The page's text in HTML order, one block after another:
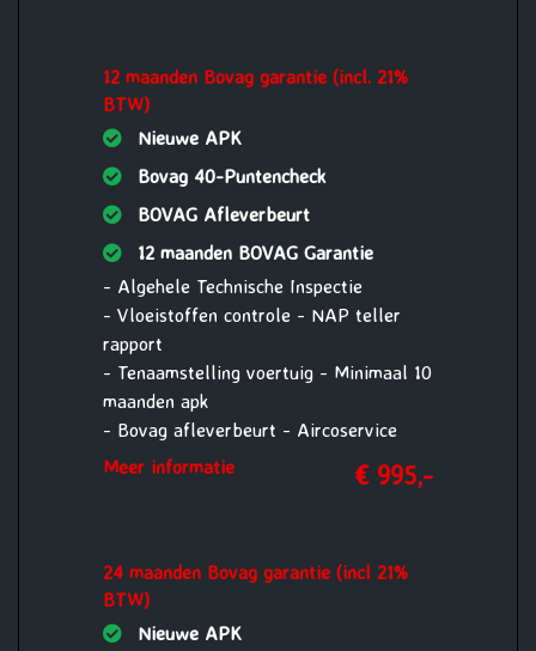
12 maanden Bovag garantie (incl. 21%
BTW)
Nieuwe APK
Bovag 40-Puntencheck
BOVAG Afleverbeurt
12 maanden BOVAG Garantie
- Algehele Technische Inspectie
- Vloeistoffen controle - NAP teller
rapport
- Tenaamstelling voertuig - Minimaal 10
maanden apk
- Bovag afleverbeurt - Aircoservice
beurt
- 1 jaar Pechhulp Mobiliteit Service
- 12 maanden Bovag garantie op motor
en versnellingsbak of 15.000 km,
(reparatie en onderhoud
Meer informatie € 995,-
24 maanden Bovag garantie (incl 21%
BTW)
Nieuwe APK